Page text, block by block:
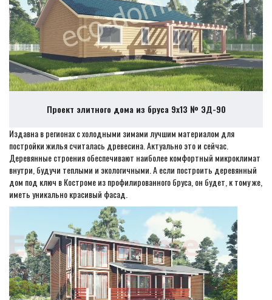
Проект элитного дома из бруса 9х13 № ЭД-90
Издавна в регионах с холодными зимами лучшим материалом для
постройки жилья считалась древесина. Актуально это и сейчас.
Деревянные строения обеспечивают наиболее комфортный микроклимат
внутри, будучи теплыми и экологичными. А если построить деревянный
дом под ключ в Костроме из профилированного бруса, он будет, к тому же,
иметь уникально красивый фасад.